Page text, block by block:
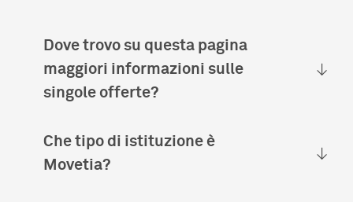
Dove trovo su questa pagina
maggiori informazioni sulle
singole offerte?
Che tipo di istituzione è
Movetia?